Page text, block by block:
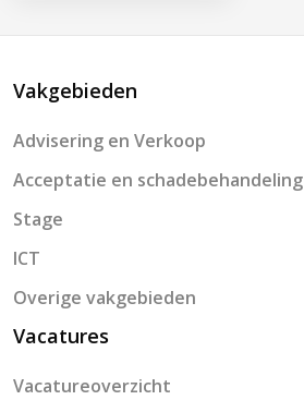
Vakgebieden
Advisering en Verkoop
Acceptatie en schadebehandeling
Stage
ICT
Overige vakgebieden
Vacatures
Vacatureoverzicht